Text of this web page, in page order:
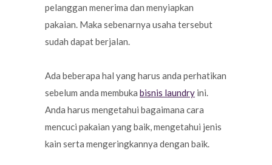
pelanggan menerima dan menyiapkan
pakaian. Maka sebenarnya usaha tersebut
sudah dapat berjalan.
Ada beberapa hal yang harus anda perhatikan
sebelum anda membuka bisnis laundry ini.
Anda harus mengetahui bagaimana cara
mencuci pakaian yang baik, mengetahui jenis
kain serta mengeringkannya dengan baik.